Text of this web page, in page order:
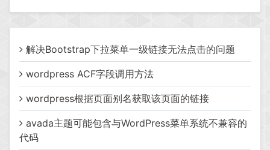
解决Bootstrap下拉菜单一级链接无法点击的问题
wordpress ACF字段调用方法
wordpress根据页面别名获取该页面的链接
avada主题可能包含与WordPress菜单系统不兼容的
代码